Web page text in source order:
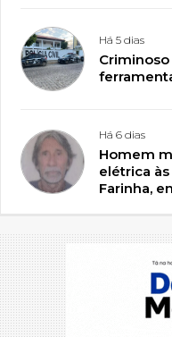
Há 5 dias
Há 6 dias
Homem
elétrica
Farinha,